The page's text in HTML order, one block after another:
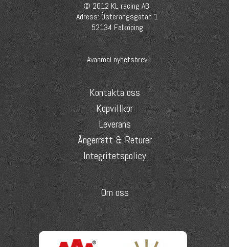
© 2012 KL racing AB.
Adress: Österängsgatan 1
52134 Falköping
Avanmäl nyhetsbrev
Kontakta oss
Köpvillkor
Leverans
Ångerrätt & Returer
Integritetspolicy
Om oss